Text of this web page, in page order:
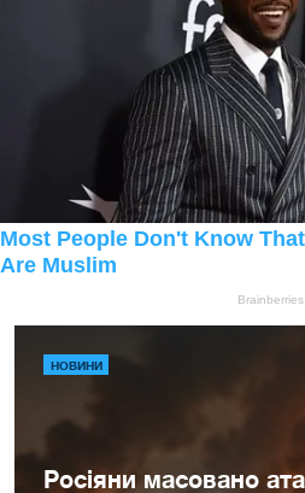
НОВИНИ
Росіяни масовано